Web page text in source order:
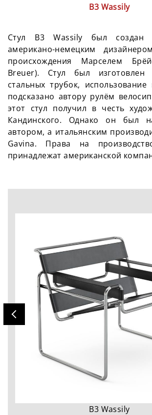
B3 Wassily
Стул B3 Wassily был создан
американо-немецким
происхождения Марселем
Breuer). Стул был
стальных трубок,
подсказано автору рулём
этот стул получил в честь
Кандинского. Однако он был
автором, а итальянским
Gavina. Права на
принадлежат американской
B3 Wassily